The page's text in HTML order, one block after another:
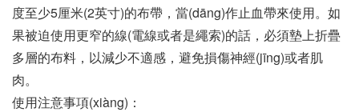
度至少5厘米(2英寸)的布帶，當(dāng)作止血帶來使用。如
果被迫使用更窄的線(電線或者是繩索)的話，必須墊上折疊
多層的布料，以減少不適感，避免損傷神經(jīng)或者肌
肉。
使用注意事項(xiàng)：